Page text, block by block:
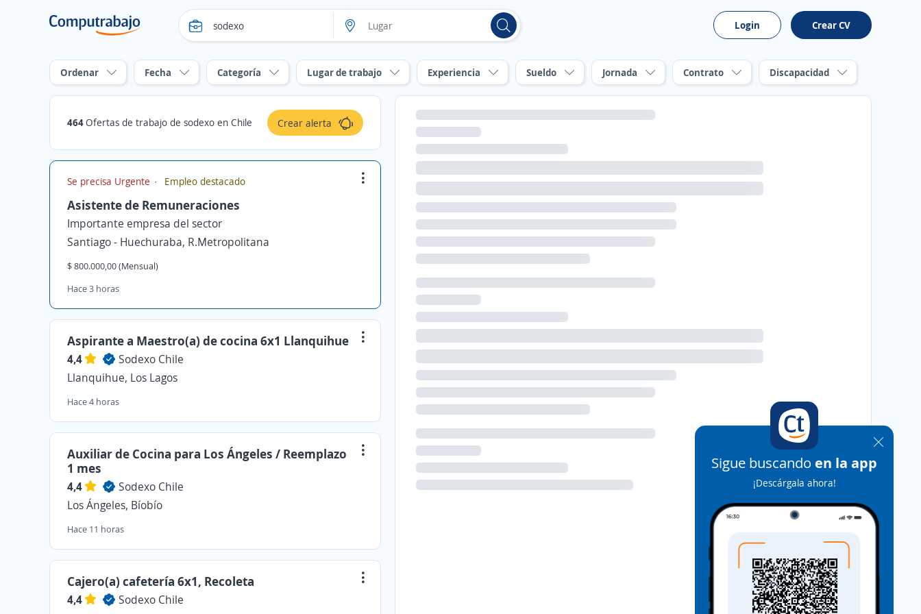
Login Crear CV
Ordenar Fecha Categoría Lugar de trabajo Experiencia Sueldo Jornada Contrato Discapacidad
464Ofertas de trabajo de sodexo en Chile Crear alerta
Se precisa Urgente Empleo destacado
Asistente de Remuneraciones
Importante empresa del sector
Santiago - Huechuraba, R.Metropolitana
$ 800.000,00 (Mensual)
Hace 3 horas
Aspirante a Maestro(a) de cocina 6x1 Llanquihue
4,4
Sodexo Chile
Llanquihue, Los Lagos
Hace 4 horas
Auxiliar de Cocina para Los Ángeles / Reemplazo
1 mes
4,4
Sodexo Chile
Los Ángeles, Bíobío
Hace 11 horas
Cajero(a) cafetería 6x1, Recoleta
4,4
Sodexo Chile
Sigue buscando en la app
¡Descárgala ahora!